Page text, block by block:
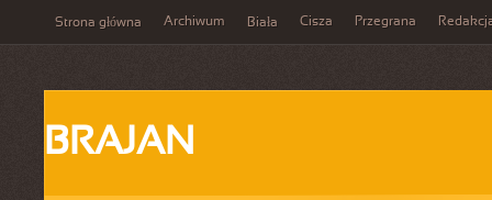
Strona główna Archiwum Biała Cisza Przegrana
BRAJAN